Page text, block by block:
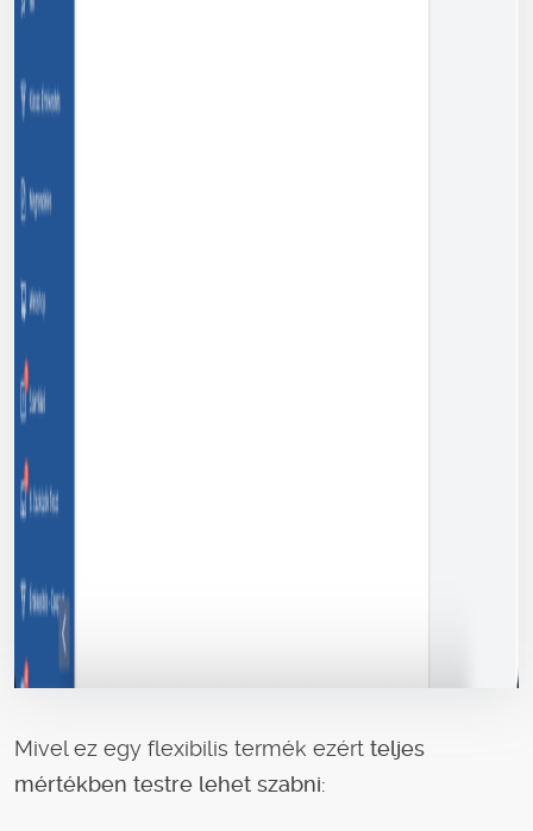
Mivel ez egy flexibilis termék ezért teljes
mértékben testre lehet szabni: